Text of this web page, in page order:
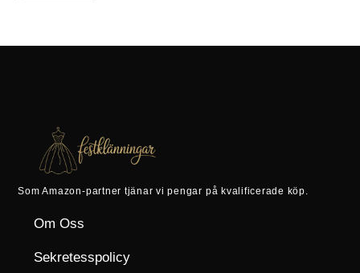
Som Amazon-partner tjänar vi pengar på kvalificerade köp.
Om Oss
Sekretesspolicy